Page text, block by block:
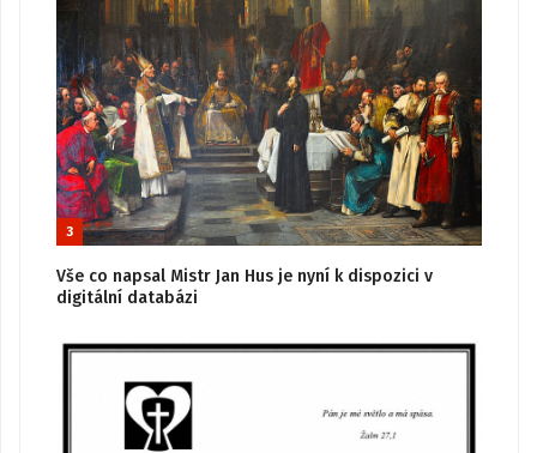
3
Vše co napsal Mistr Jan Hus je nyní k dispozici v
digitální databázi